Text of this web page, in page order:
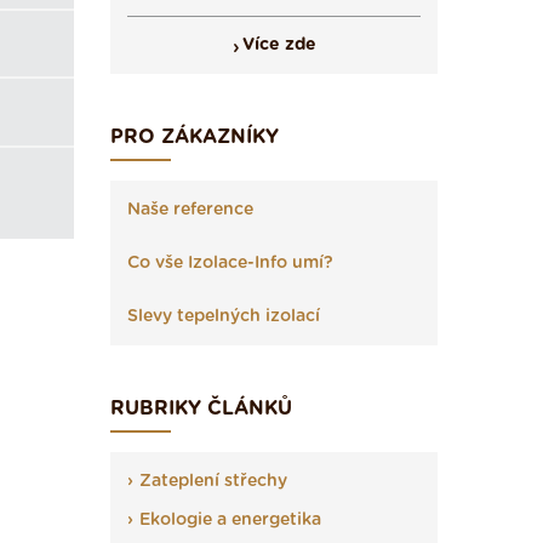
Více zde
PRO ZÁKAZNÍKY
Naše reference
Co vše Izolace-Info umí?
Slevy tepelných izolací
RUBRIKY ČLÁNKŮ
Zateplení střechy
Ekologie a energetika